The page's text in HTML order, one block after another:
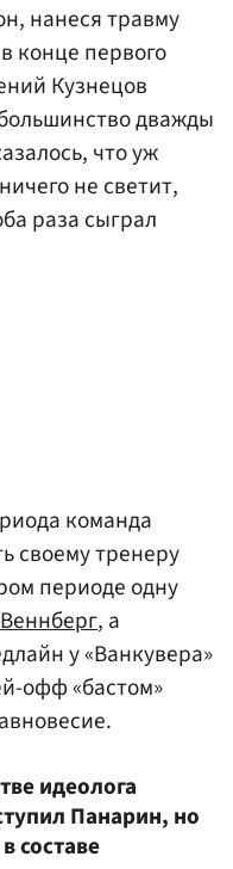
нанеся травму
конце первого
Кузнецов
дважды
что уж
не светит,
раза сыграл
команда
своему тренеру
периоде одну
, а
у «Ванкувера»
офф «бастом»
идеолога
Панарин, но
составе